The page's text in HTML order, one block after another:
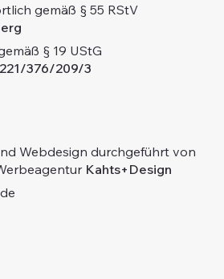
Webdesign durchgeführt von
Kahts+Design
gemäß § 55 RStV
§ 19 UStG
376/209/3